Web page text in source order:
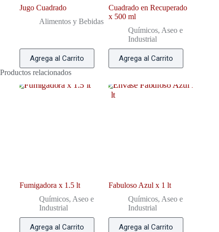
Jugo Cuadrado
Alimentos y Bebidas
Agrega al Carrito
Cuadrado en Recuperado
x 500 ml
Químicos, Aseo e
Industrial
Agrega al Carrito
Productos relacionados
Fumigadora x 1.5 lt
Químicos, Aseo e
Industrial
Agrega al Carrito
Fabuloso Azul x 1 lt
Químicos, Aseo e
Industrial
Agrega al Carrito